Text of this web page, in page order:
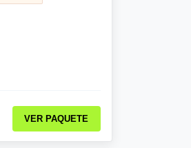
VER PAQUETE